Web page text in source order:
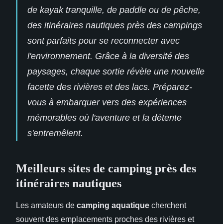
de kayak tranquille, de paddle ou de pêche,
des itinéraires nautiques près des campings
sont parfaits pour se reconnecter avec
l'environnement. Grâce à la diversité des
paysages, chaque sortie révèle une nouvelle
facette des rivières et des lacs. Préparez-
vous à embarquer vers des expériences
mémorables où l'aventure et la détente
s'entremêlent.
Meilleurs sites de camping près des
itinéraires nautiques
Les amateurs de camping aquatique cherchent
souvent des emplacements proches des rivières et